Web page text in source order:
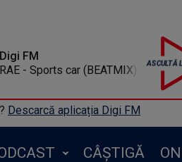
FM
- Sports car (BEATMIX)
Descarcă aplicația Digi FM
CÂȘTIGĂ